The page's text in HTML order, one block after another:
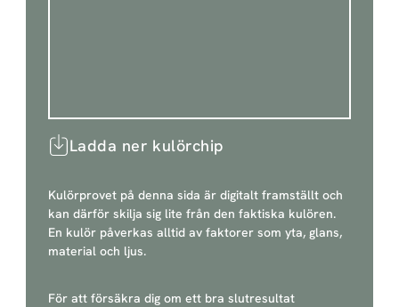
Ladda ner kulörchip
Kulörprovet på denna sida är digitalt framställt och
kan därför skilja sig lite från den faktiska kulören.
En kulör påverkas alltid av faktorer som yta, glans,
material och ljus.
För att försäkra dig om ett bra slutresultat